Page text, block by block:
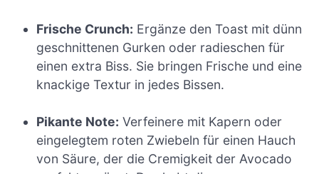
Frische Crunch: Ergänze den Toast mit dünn
geschnittenen Gurken oder radieschen für
einen extra Biss. Sie bringen Frische und eine
knackige Textur in jedes Bissen.
Pikante Note: Verfeinere mit Kapern oder
eingelegtem roten Zwiebeln für einen Hauch
von Säure, der die Cremigkeit der Avocado